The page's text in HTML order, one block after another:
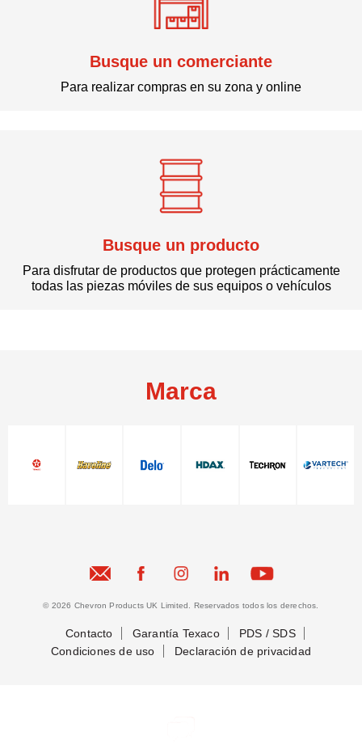
Busque un comerciante
Para realizar compras en su zona y online
Busque un producto
Para disfrutar de productos que protegen prácticamente
todas las piezas móviles de sus equipos o vehículos
Marca
© 2026 Chevron Products UK Limited. Reservados todos los derechos.
Contacto Garantía Texaco
PDS / SDS
Condiciones de uso
Declaración de privacidad